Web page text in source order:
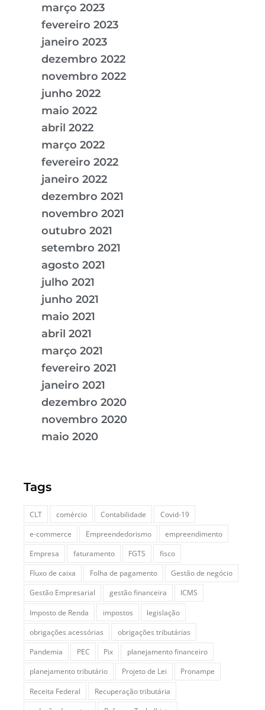
março 2023
fevereiro 2023
janeiro 2023
dezembro 2022
novembro 2022
junho 2022
maio 2022
abril 2022
março 2022
fevereiro 2022
janeiro 2022
dezembro 2021
novembro 2021
outubro 2021
setembro 2021
agosto 2021
julho 2021
junho 2021
maio 2021
abril 2021
março 2021
fevereiro 2021
janeiro 2021
dezembro 2020
novembro 2020
maio 2020
Tags
CLT comércio Contabilidade
Covid-19
e-commerce
Empreendedorismo
empreendimento
Empresa
faturamento FGTS
fisco
Fluxo de caixa
Folha de pagamento
Gestão de negócio
Gestão Empresarial
gestão financeira
ICMS
Imposto de Renda
impostos
legislação
obrigações acessórias
obrigações tributárias
Pandemia
PEC Pix
planejamento financeiro
planejamento tributário
Projeto de Lei
Pronampe
Receita Federal
Recuperação tributária